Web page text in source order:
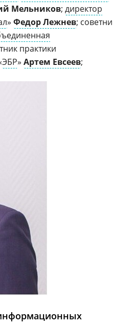
Мельников; директор
» Федор Лежнев;
практики
ЭБР» Артем Евсеев;